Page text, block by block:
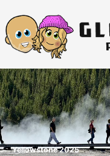
Yellowstone 2025